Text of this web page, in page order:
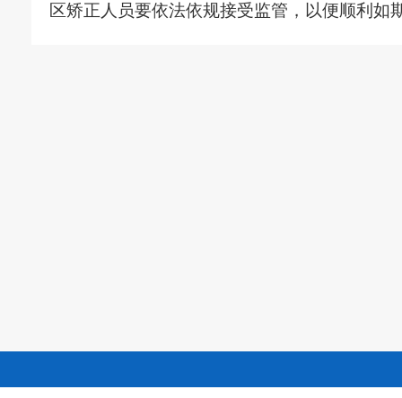
区矫正人员要依法依规接受监管，以便顺利如